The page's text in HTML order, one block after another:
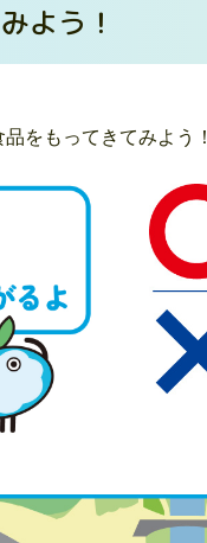
よう！
をもってきてみよう！